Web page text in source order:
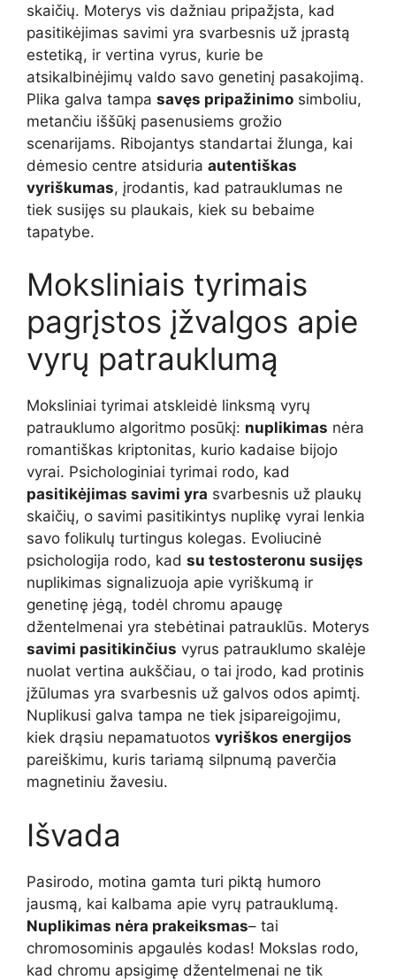
skaičių. Moterys vis dažniau pripažįsta, kad
pasitikėjimas savimi yra svarbesnis už įprastą
estetiką, ir vertina vyrus, kurie be
atsikalbinėjimų valdo savo genetinį pasakojimą.
Plika galva tampa savęs pripažinimo simboliu,
metančiu iššūkį pasenusiems grožio
scenarijams. Ribojantys standartai žlunga, kai
dėmesio centre atsiduria autentiškas
vyriškumas, įrodantis, kad patrauklumas ne
tiek susijęs su plaukais, kiek su bebaime
tapatybe.
Moksliniais tyrimais
pagrįstos įžvalgos apie
vyrų patrauklumą
Moksliniai tyrimai atskleidė linksmą vyrų
patrauklumo algoritmo posūkį: nuplikimas nėra
romantiškas kriptonitas, kurio kadaise bijojo
vyrai. Psichologiniai tyrimai rodo, kad
pasitikėjimas savimi yra svarbesnis už plaukų
skaičių, o savimi pasitikintys nuplikę vyrai lenkia
savo folikulų turtingus kolegas. Evoliucinė
psichologija rodo, kad su testosteronu susijęs
nuplikimas signalizuoja apie vyriškumą ir
genetinę jėgą, todėl chromu apaugę
džentelmenai yra stebėtinai patrauklūs. Moterys
savimi pasitikinčius vyrus patrauklumo skalėje
nuolat vertina aukščiau, o tai įrodo, kad protinis
įžūlumas yra svarbesnis už galvos odos apimtį.
Nuplikusi galva tampa ne tiek įsipareigojimu,
kiek drąsiu nepamatuotos vyriškos energijos
pareiškimu, kuris tariamą silpnumą paverčia
magnetiniu žavesiu.
Išvada
Pasirodo, motina gamta turi piktą humoro
jausmą, kai kalbama apie vyrų patrauklumą.
Nuplikimas nėra prakeiksmas– tai
chromosominis apgaulės kodas! Mokslas rodo,
kad chromu apsigimę džentelmenai ne tik